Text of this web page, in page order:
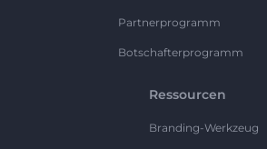
Partnerprogramm
Botschafterprogramm
Ressourcen
Branding-Werkzeug